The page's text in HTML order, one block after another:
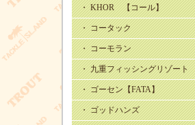
・ KHOR 【コール】
・ コータック
・ コーモラン
・ 九重フィッシングリゾート
・ ゴーセン【FATA】
・ ゴッドハンズ